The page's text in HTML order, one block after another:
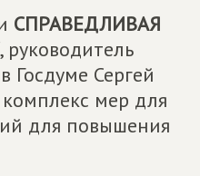
СПРАВЕДЛИВАЯ
, руководитель
Сергей
мер для
для повышения